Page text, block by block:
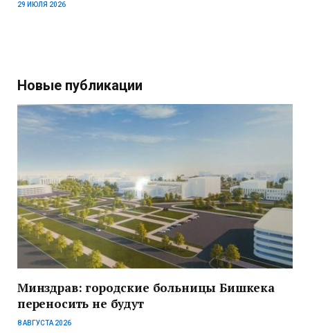
29 ИЮЛЯ 2026
Новые публикации
Минздрав: городские больницы Бишкека
переносить не будут
8 АВГУСТА 2026